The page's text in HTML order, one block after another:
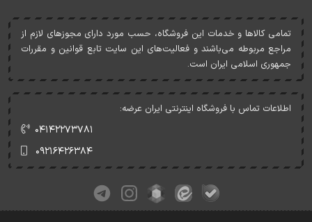
تمامی کالاها و خدمات اين فروشگاه، حسب مورد دارای مجوزهای لازم از
مراجع مربوطه می‌باشند و فعاليت‌های اين سايت تابع قوانين و مقررات
جمهوری اسلامی ايران است.
اطلاعات تماس با فروشگاه اینترنتی ایران عرضه:
۰۴۱۴۲۲۷۳۷۸۱
۰۹۲۱۶۴۲۶۳۸۴